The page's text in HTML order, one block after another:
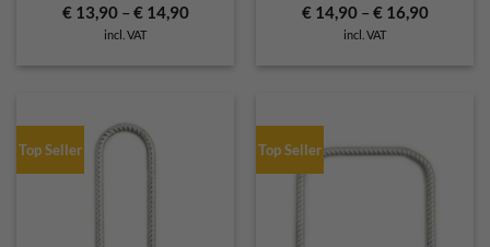
€13,90– €14,90
incl. VAT
€14,90– €16,90
incl. VAT
Top Seller Top Seller